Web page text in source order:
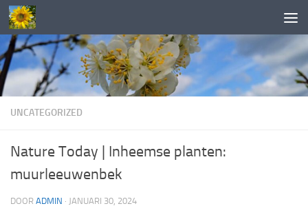
Doorgaan naar inhoud
UNCATEGORIZED
Nature Today | Inheemse planten:
muurleeuwenbek
DOOR ADMIN · JANUARI 30, 2024